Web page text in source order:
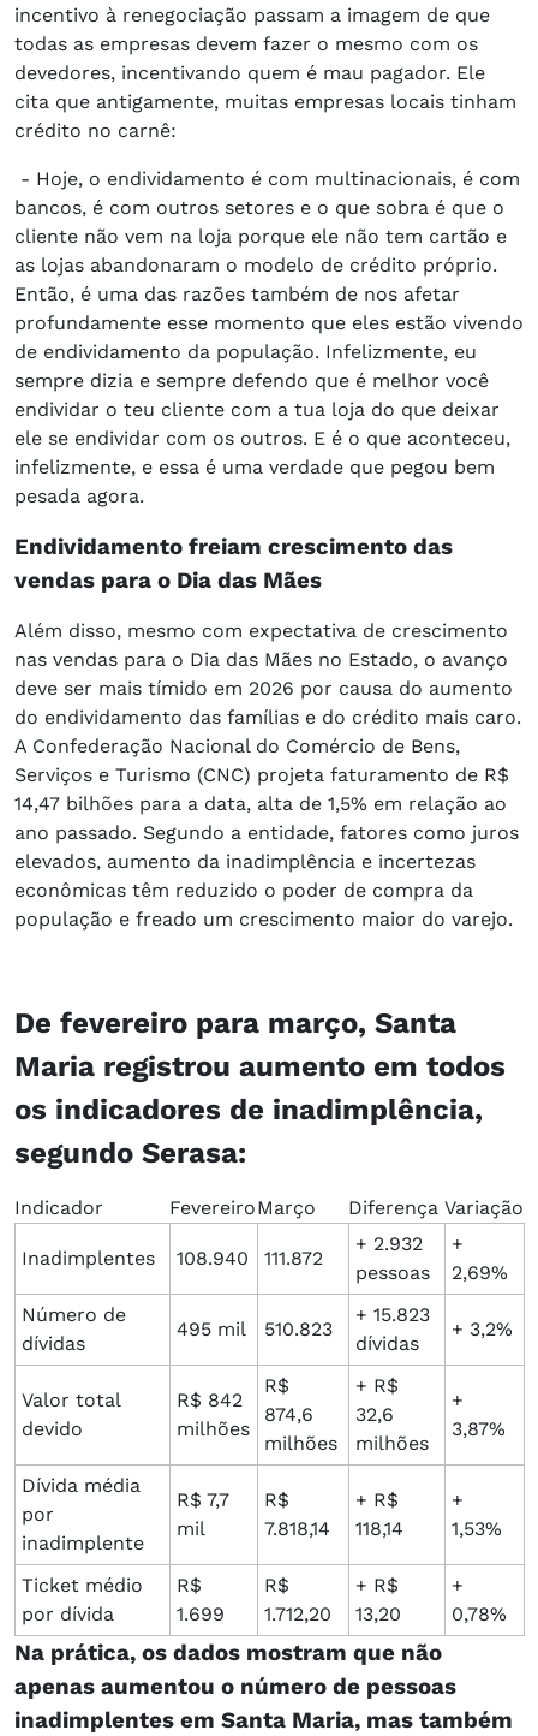
incentivo à renegociação passam a imagem de que
todas as empresas devem fazer o mesmo com os
devedores, incentivando quem é mau pagador. Ele
cita que antigamente, muitas empresas locais tinham
crédito no carnê:
- Hoje, o endividamento é com multinacionais, é com
bancos, é com outros setores e o que sobra é que o
cliente não vem na loja porque ele não tem cartão e
as lojas abandonaram o modelo de crédito próprio.
Então, é uma das razões também de nos afetar
profundamente esse momento que eles estão vivendo
de endividamento da população. Infelizmente, eu
sempre dizia e sempre defendo que é melhor você
endividar o teu cliente com a tua loja do que deixar
ele se endividar com os outros. E é o que aconteceu,
infelizmente, e essa é uma verdade que pegou bem
pesada agora.
Endividamento freiam crescimento das
vendas para o Dia das Mães
Além disso, mesmo com expectativa de crescimento
nas vendas para o Dia das Mães no Estado, o avanço
deve ser mais tímido em 2026 por causa do aumento
do endividamento das famílias e do crédito mais caro.
A Confederação Nacional do Comércio de Bens,
Serviços e Turismo (CNC) projeta faturamento de R$
14,47 bilhões para a data, alta de 1,5% em relação ao
ano passado. Segundo a entidade, fatores como juros
elevados, aumento da inadimplência e incertezas
econômicas têm reduzido o poder de compra da
população e freado um crescimento maior do varejo.
De fevereiro para março, Santa
Maria registrou aumento em todos
os indicadores de inadimplência,
segundo Serasa:
Indicador FevereiroMarço Diferença Variação
Inadimplentes 108.940 111.872
+ 2.932
pessoas
+
2,69%
Número de
dívidas
495 mil 510.823
+ 15.823
dívidas
+ 3,2%
Valor total
devido
R$ 842
milhões
R$
874,6
milhões
+ R$
32,6
milhões
+
3,87%
Dívida média
por
inadimplente
R$ 7,7
mil
R$
7.818,14
+ R$
118,14
+
1,53%
Ticket médio
por dívida
R$
1.699
R$
1.712,20
+ R$
13,20
+
0,78%
Na prática, os dados mostram que não
apenas aumentou o número de pessoas
inadimplentes em Santa Maria, mas também